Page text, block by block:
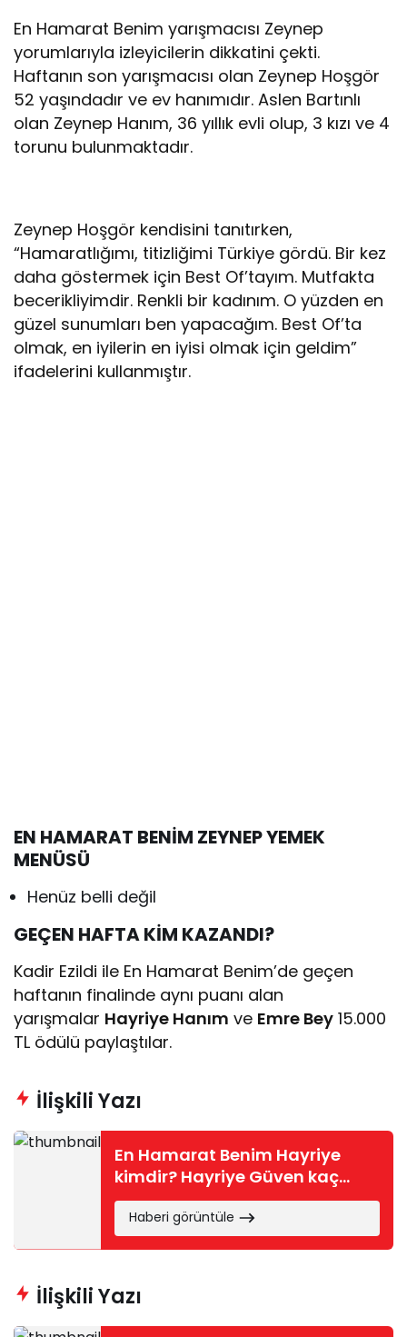
En Hamarat Benim yarışmacısı Zeynep
yorumlarıyla izleyicilerin dikkatini çekti.
Haftanın son yarışmacısı olan Zeynep Hoşgör
52 yaşındadır ve ev hanımıdır. Aslen Bartınlı
olan Zeynep Hanım, 36 yıllık evli olup, 3 kızı ve 4
torunu bulunmaktadır.
Zeynep Hoşgör kendisini tanıtırken,
“Hamaratlığımı, titizliğimi Türkiye gördü. Bir kez
daha göstermek için Best Of’tayım. Mutfakta
becerikliyimdir. Renkli bir kadınım. O yüzden en
güzel sunumları ben yapacağım. Best Of’ta
olmak, en iyilerin en iyisi olmak için geldim”
ifadelerini kullanmıştır.
EN HAMARAT BENİM ZEYNEP YEMEK
MENÜSÜ
Henüz belli değil
GEÇEN HAFTA KİM KAZANDI?
Kadir Ezildi ile En Hamarat Benim’de geçen
haftanın finalinde aynı puanı alan
yarışmalar Hayriye Hanım ve Emre Bey 15.000
TL ödülü paylaştılar.
İlişkili Yazı
En Hamarat Benim Hayriye
kimdir? Hayriye Güven kaç
yaşında, nereli?
Haberi görüntüle
İlişkili Yazı